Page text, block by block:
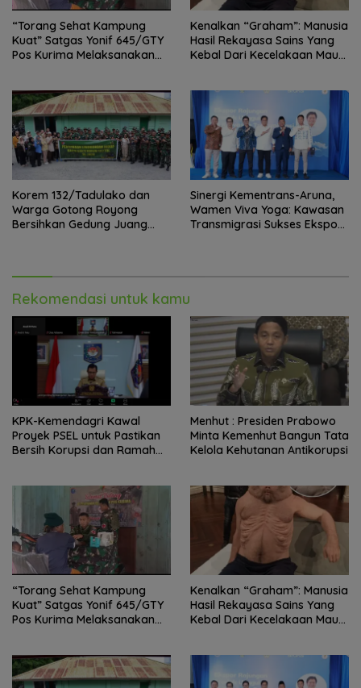
“Torang Sehat Kampung
Kuat” Satgas Yonif 645/GTY
Pos Kurima Melaksanakan
Kenalkan “Graham”: Manusia
Hasil Rekayasa Sains Yang
Kebal Dari Kecelakaan Maut
Korem 132/Tadulako dan
Warga Gotong Royong
Bersihkan Gedung Juang
Sinergi Kementrans-Aruna,
Wamen Viva Yoga: Kawasan
Transmigrasi Sukses Ekspor
Rekomendasi untuk kamu
KPK-Kemendagri Kawal
Proyek PSEL untuk Pastikan
Bersih Korupsi dan Ramah
Menhut : Presiden Prabowo
Minta Kemenhut Bangun Tata
Kelola Kehutanan Antikorupsi
“Torang Sehat Kampung
Kuat” Satgas Yonif 645/GTY
Pos Kurima Melaksanakan
Kenalkan “Graham”: Manusia
Hasil Rekayasa Sains Yang
Kebal Dari Kecelakaan Maut